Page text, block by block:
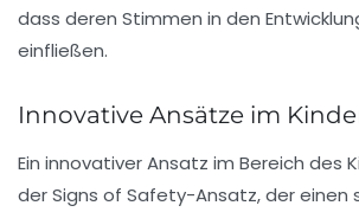
dass deren Stimmen in den
einfließen.
Innovative Ansätze im
Ein innovativer Ansatz im Bereich des
derSigns of Safety-Ansatz, der einen